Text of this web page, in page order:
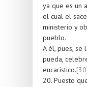
ya que es un
el cual el
ministerio y
pueblo.
A él, pues, se
pueda,
eucarístico.
20. Puesto